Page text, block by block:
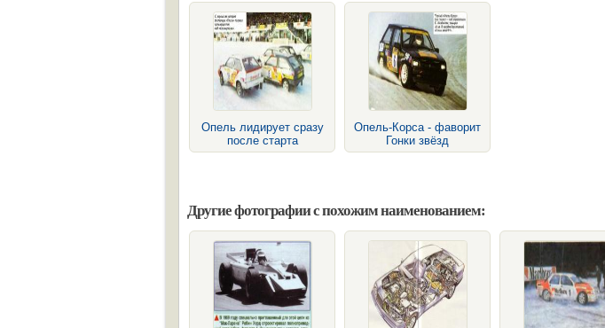
Опель лидирует сразу
после старта
Опель-Корса - фаворит
Гонки звёзд
Другие фотографии с похожим наименованием: